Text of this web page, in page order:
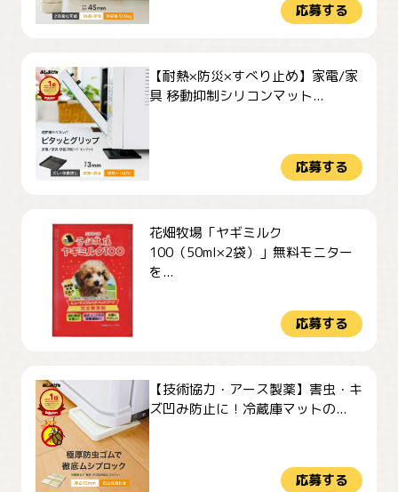
応募する
【耐熱×防災×すべり止め】家電/家
具 移動抑制シリコンマット...
応募する
花畑牧場「ヤギミルク
100（50ml×2袋）」無料モニター
を...
応募する
【技術協力・アース製薬】害虫・キ
ズ凹み防止に！冷蔵庫マットの...
応募する